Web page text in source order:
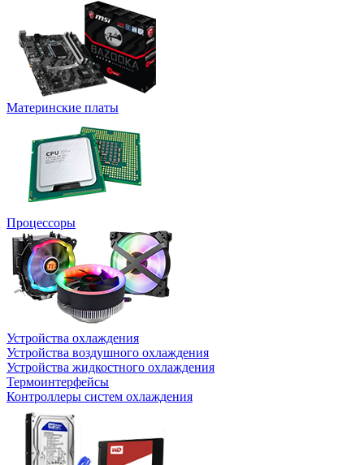
Материнские платы
Процессоры
Устройства охлаждения
Устройства воздушного охлаждения
Устройства жидкостного охлаждения
Термоинтерфейсы
Контроллеры систем охлаждения